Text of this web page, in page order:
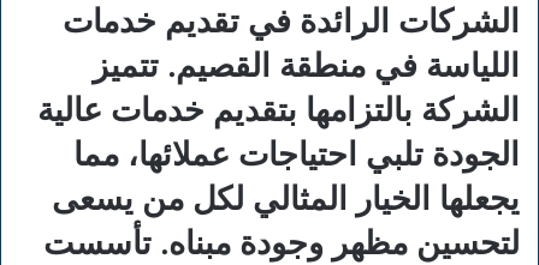
الشركات الرائدة في تقديم خدمات
اللياسة في منطقة القصيم. تتميز
الشركة بالتزامها بتقديم خدمات عالية
الجودة تلبي احتياجات عملائها، مما
يجعلها الخيار المثالي لكل من يسعى
لتحسين مظهر وجودة مبناه. تأسست